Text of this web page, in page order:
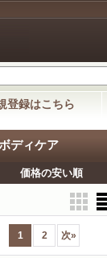
登録はこちら
ディケア
価格の安い順
1 2 次»